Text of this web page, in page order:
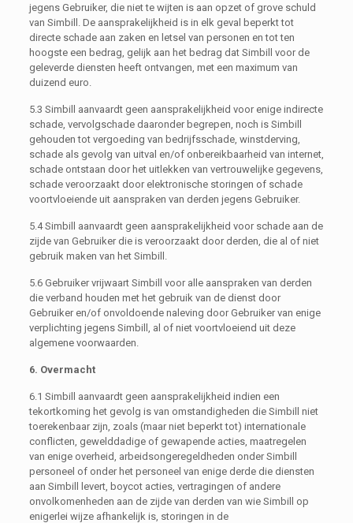
jegens Gebruiker, die niet te wijten is aan opzet of grove schuld
van Simbill. De aansprakelijkheid is in elk geval beperkt tot
directe schade aan zaken en letsel van personen en tot ten
hoogste een bedrag, gelijk aan het bedrag dat Simbill voor de
geleverde diensten heeft ontvangen, met een maximum van
duizend euro.
5.3 Simbill aanvaardt geen aansprakelijkheid voor enige indirecte
schade, vervolgschade daaronder begrepen, noch is Simbill
gehouden tot vergoeding van bedrijfsschade, winstderving,
schade als gevolg van uitval en/of onbereikbaarheid van internet,
schade ontstaan door het uitlekken van vertrouwelijke gegevens,
schade veroorzaakt door elektronische storingen of schade
voortvloeiende uit aanspraken van derden jegens Gebruiker.
5.4 Simbill aanvaardt geen aansprakelijkheid voor schade aan de
zijde van Gebruiker die is veroorzaakt door derden, die al of niet
gebruik maken van het Simbill.
5.6 Gebruiker vrijwaart Simbill voor alle aanspraken van derden
die verband houden met het gebruik van de dienst door
Gebruiker en/of onvoldoende naleving door Gebruiker van enige
verplichting jegens Simbill, al of niet voortvloeiend uit deze
algemene voorwaarden.
6. Overmacht
6.1 Simbill aanvaardt geen aansprakelijkheid indien een
tekortkoming het gevolg is van omstandigheden die Simbill niet
toerekenbaar zijn, zoals (maar niet beperkt tot) internationale
conflicten, gewelddadige of gewapende acties, maatregelen
van enige overheid, arbeidsongeregeldheden onder Simbill
personeel of onder het personeel van enige derde die diensten
aan Simbill levert, boycot acties, vertragingen of andere
onvolkomenheden aan de zijde van derden van wie Simbill op
enigerlei wijze afhankelijk is, storingen in de